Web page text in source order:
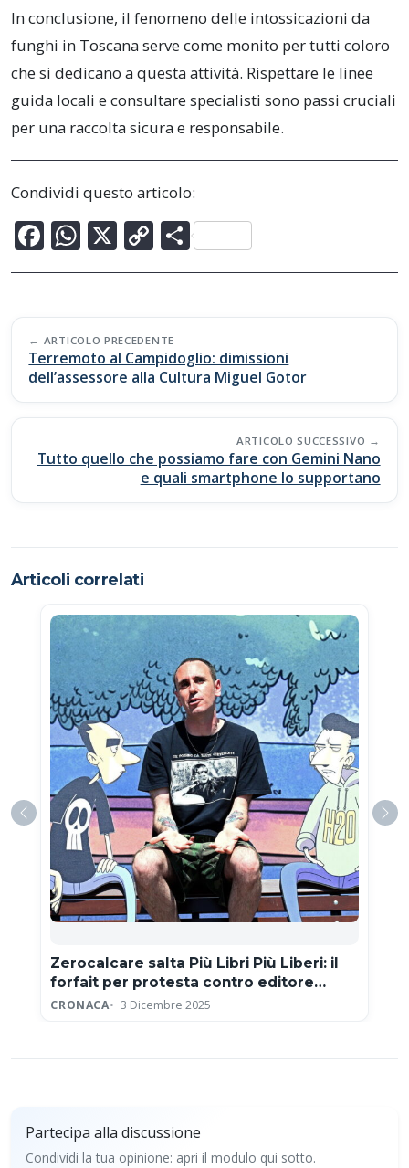
In conclusione, il fenomeno delle intossicazioni da
funghi in Toscana serve come monito per tutti coloro
che si dedicano a questa attività. Rispettare le linee
guida locali e consultare specialisti sono passi cruciali
per una raccolta sicura e responsabile.
Condividi questo articolo:
F
ac
b
o
o
k
W
h
s
A
p
p
X C
o
y
Li
n
k
C
o
di
vi
di
Post
navigation
ARTICOLO PRECEDENTE
Terremoto al Campidoglio: dimissioni
dell’assessore alla Cultura Miguel Gotor
ARTICOLO SUCCESSIVO
Tutto quello che possiamo fare con Gemini Nano
e quali smartphone lo supportano
Articoli correlati
Zerocalcare salta Più Libri Più Liberi: il
forfait per protesta contro editore
neofascista
CRONACA 3 Dicembre 2025
Partecipa alla discussione
Condividi la tua opinione: apri il modulo qui sotto.